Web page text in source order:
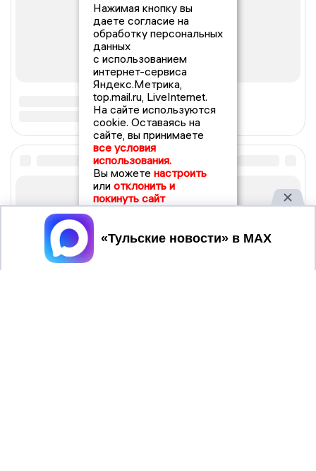
Нажимая кнопку вы
даете согласие на
обработку персональных
данных
с использованием
интернет-сервиса
Яндекс.Метрика,
top.mail.ru, LiveInternet.
На сайте используются
cookie. Оставаясь на
сайте, вы принимаете
все условия
использования.
Вы можете настроить
или отклонить и
покинуть сайт
Принять